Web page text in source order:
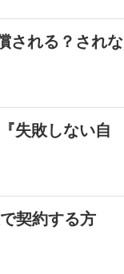
される？されな
失敗しない自
契約する方